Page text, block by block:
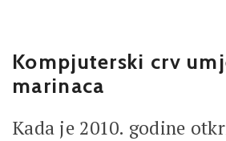
Kompjuterski crv
marinaca
Kada je 2010. godine